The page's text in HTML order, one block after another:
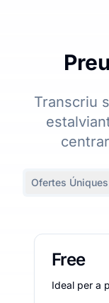
Transcriu
Ofertes Úniques
Free
Ideal per a